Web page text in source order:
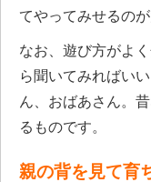
てやってみせるの
なお、遊び方がよ
ら聞いてみればい
ん、おばあさん。
るものです。
親の背を見て育